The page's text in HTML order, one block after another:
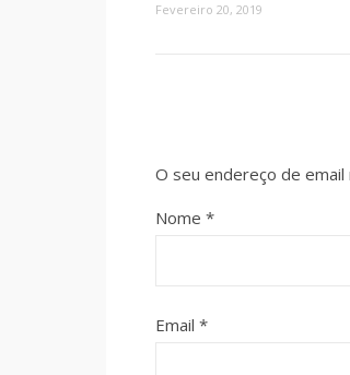
Fevereiro 20, 2019
O seu endereço de email
Nome *
Email *